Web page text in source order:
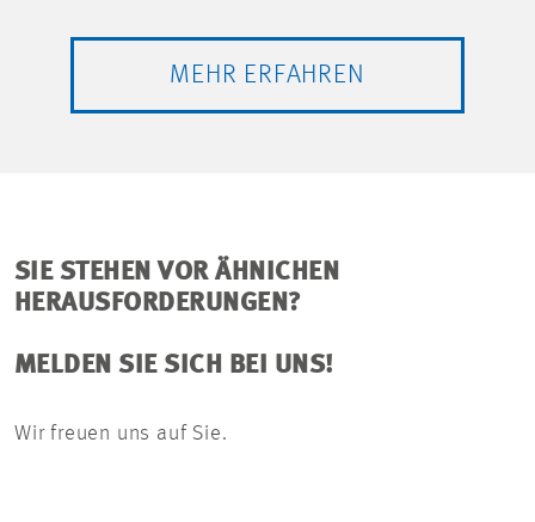
MEHR ERFAHREN
SIE STEHEN VOR ÄHNICHEN
HERAUSFORDERUNGEN?
MELDEN SIE SICH BEI UNS!
Wir freuen uns auf Sie.